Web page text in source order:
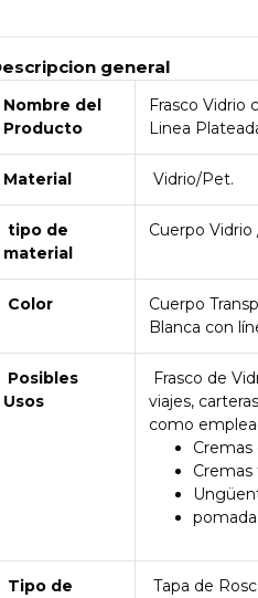
general
Nombre del
Producto
Frasco Vidrio
Linea
Material Vidrio/Pet.
tipo de
material
Cuerpo Vidrio
Color
Cuerpo
Blanca con
Posibles
Usos
Frasco de
viajes,
como
Cremas
Cremas
pomada.
Tipo de
Tapa de